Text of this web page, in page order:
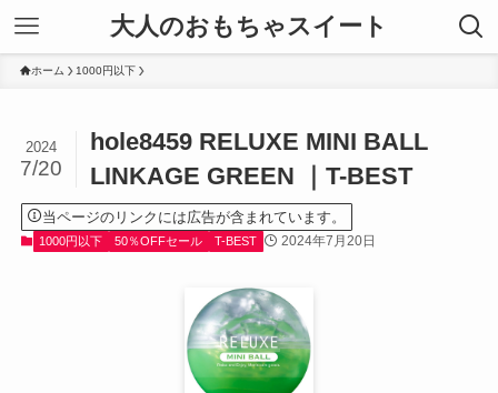
大人のおもちゃスイート
ホーム 1000円以下
hole8459 RELUXE MINI BALL
LINKAGE GREEN ｜T-BEST
2024
7/20
当ページのリンクには広告が含まれています。
1000円以下 50％OFFセール T-BEST 2024年7月20日